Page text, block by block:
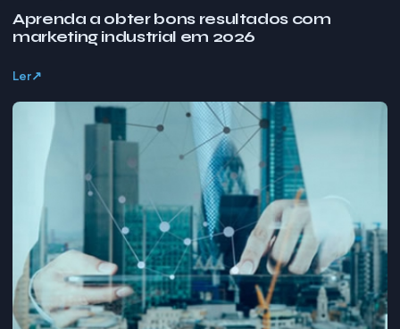
Aprenda a obter bons resultados com
marketing industrial em 2026
Ler